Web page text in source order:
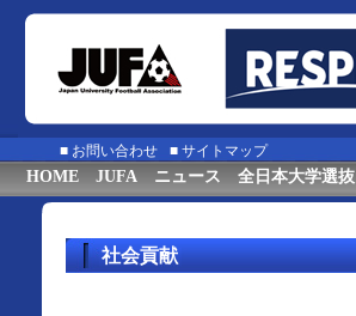
■ お問い合わせ ■ サイトマップ
HOME JUFA ニュース 全日本大学選抜
社会貢献